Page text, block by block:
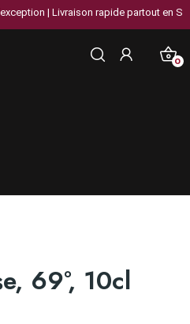
| Livraison rapide partout en Suisse |
0
69°, 10cl